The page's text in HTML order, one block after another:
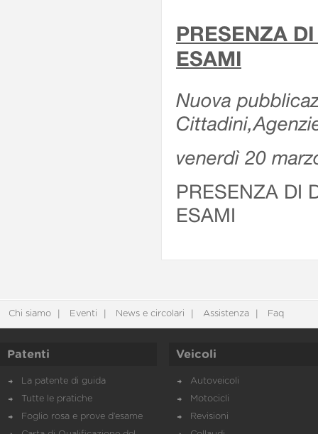
PRESENZA
ESAMI
Nuova
venerdì 20
PRESENZA DI
ESAMI
Chi siamo Eventi News e circolari Assistenza Faq
Patenti
La patente di guida
Tutte le pratiche
Foglio rosa e prove d’esame
Veicoli
Autoveicoli
Motocicli
Revisioni